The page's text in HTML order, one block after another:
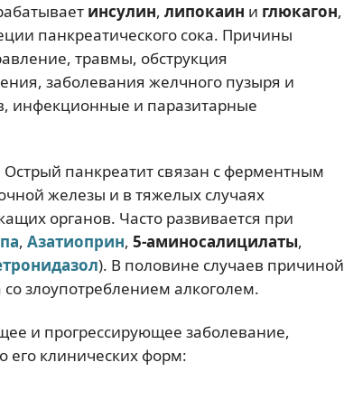
инсулин, липокаин и глюкагон,
панкреатического сока. Причины
травмы, обструкция
заболевания желчного пузыря и
инфекционные и паразитарные
панкреатит связан с ферментным
железы и в тяжелых случаях
органов. Часто развивается при
, Азатиоприн, 5-аминосалицилаты,
). В половине случаев причиной
злоупотреблением алкоголем.
и прогрессирующее заболевание,
его клинических форм: